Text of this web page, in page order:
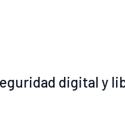
digital y